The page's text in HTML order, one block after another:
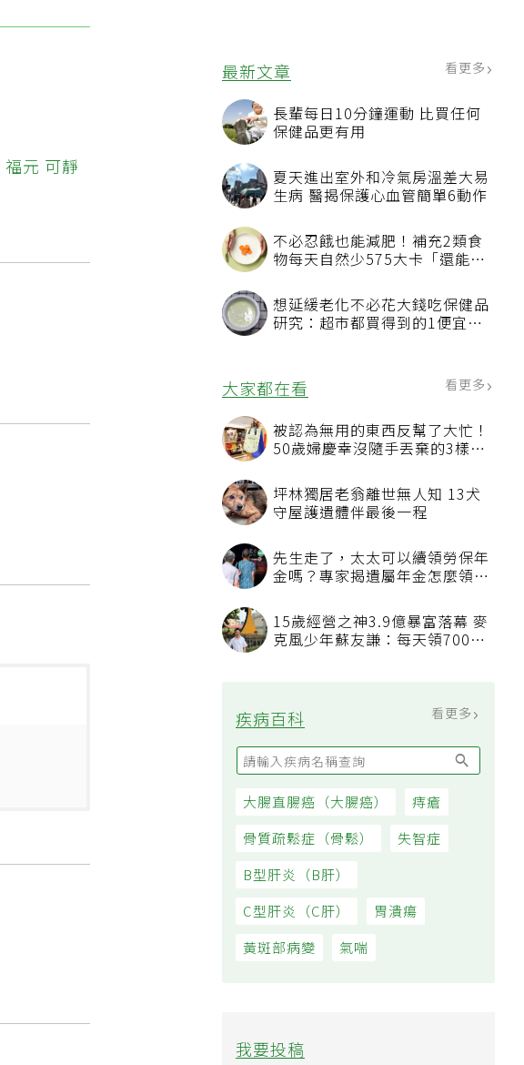
最新文章 看更多
長輩每日10分鐘運動 比買任何
保健品更有用
夏天進出室外和冷氣房溫差大易
生病 醫揭保護心血管簡單6動作
不必忍餓也能減肥！補充2類食
物每天自然少575大卡「還能吃
想延緩老化不必花大錢吃保健品
研究：超市都買得到的1便宜食
大家都在看 看更多
被認為無用的東西反幫了大忙！
50歲婦慶幸沒隨手丟棄的3樣物
坪林獨居老翁離世無人知 13犬
守屋護遺體伴最後一程
先生走了，太太可以續領勞保年
金嗎？專家揭遺屬年金怎麼領，
15歲經營之神3.9億暴富落幕 麥
克風少年蘇友謙：每天領700元
疾病百科 看更多
大腸直腸癌（大腸癌）
痔瘡
骨質疏鬆症（骨鬆）
失智症
B型肝炎（B肝）
C型肝炎（C肝）
胃潰瘍
黃斑部病變
氣喘
我要投稿
福元 可靜